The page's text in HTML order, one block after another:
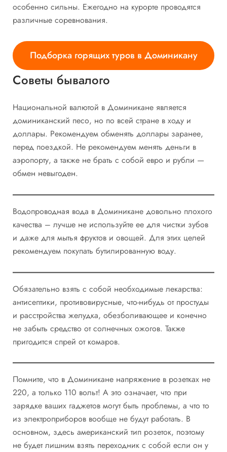
особенно сильны. Ежегодно на курорте проводятся
различные соревнования.
Подборка горящих туров в Доминикану
Советы бывалого
Национальной валютой в Доминикане является
доминиканский песо, но по всей стране в ходу и
доллары. Рекомендуем обменять доллары заранее,
перед поездкой. Не рекомендуем менять деньги в
аэропорту, а также не брать с собой евро и рубли —
обмен невыгоден.
Водопроводная вода в Доминикане довольно плохого
качества – лучше не используйте ее для чистки зубов
и даже для мытья фруктов и овощей. Для этих целей
рекомендуем покупать бутилированную воду.
Обязательно взять с собой необходимые лекарства:
антисептики, противовирусные, что-нибудь от простуды
и расстройства желудка, обезболивающее и конечно
не забыть средство от солнечных ожогов. Также
пригодится спрей от комаров.
Помните, что в Доминикане напряжение в розетках не
220, а только 110 вольт! А это означает, что при
зарядке ваших гаджетов могут быть проблемы, а что то
из электроприборов вообще не будут работать. В
основном, здесь американский тип розеток, поэтому
не будет лишним взять переходник с собой если он у